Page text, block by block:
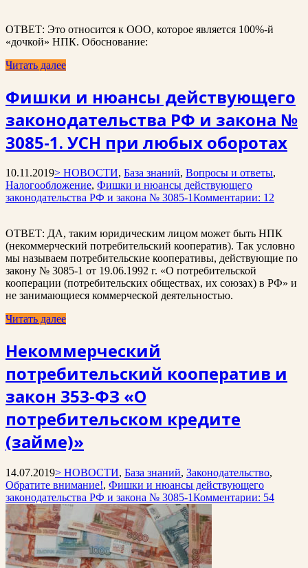
ОТВЕТ: Это относится к ООО, которое является 100%-й
«дочкой» НПК. Обоснование:
Читать далее
Фишки и нюансы действующего
законодательства РФ и закона №
3085-1. УСН при любых оборотах
10.11.2019> НОВОСТИ, База знаний, Вопросы и ответы,
Налогообложение, Фишки и нюансы действующего
законодательства РФ и закона № 3085-1Комментарии: 12
ОТВЕТ: ДА, таким юридическим лицом может быть НПК
(некоммерческий потребительский кооператив). Так условно
мы называем потребительские кооперативы, действующие по
закону № 3085-1 от 19.06.1992 г. «О потребительской
кооперации (потребительских обществах, их союзах) в РФ» и
не занимающиеся коммерческой деятельностью.
Читать далее
Некоммерческий
потребительский кооператив и
закон 353-ФЗ «О
потребительском кредите
(займе)»
14.07.2019> НОВОСТИ, База знаний, Законодательство,
Обратите внимание!, Фишки и нюансы действующего
законодательства РФ и закона № 3085-1Комментарии: 54